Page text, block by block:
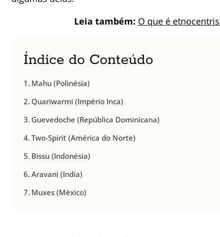
Leia também: O que é
Índice do Conteúdo
Mahu (Polinésia)
Quariwarmi (Império Inca)
Guevedoche (República Dominicana)
Two-Spirit (América do Norte)
Bissu (Indonésia)
Aravani (India)
Muxes (México)